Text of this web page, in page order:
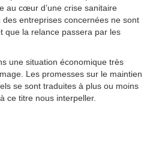
au cœur d’une crise sanitaire
des entreprises concernées ne sont
que la relance passera par les
une situation économique très
Les promesses sur le maintien
se sont traduites à plus ou moins
ce titre nous interpeller.